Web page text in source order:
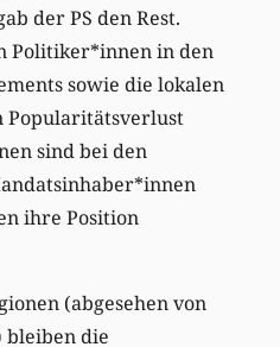
der PS den Rest.
Politiker*innen in den
sowie die lokalen
Popularitätsverlust
sind bei den
ihre Position
(abgesehen von
bleiben die